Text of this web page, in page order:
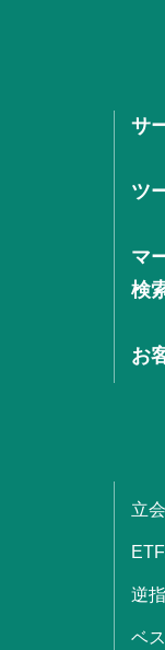
サ
ツ
マ
検
お
立
逆
ベ